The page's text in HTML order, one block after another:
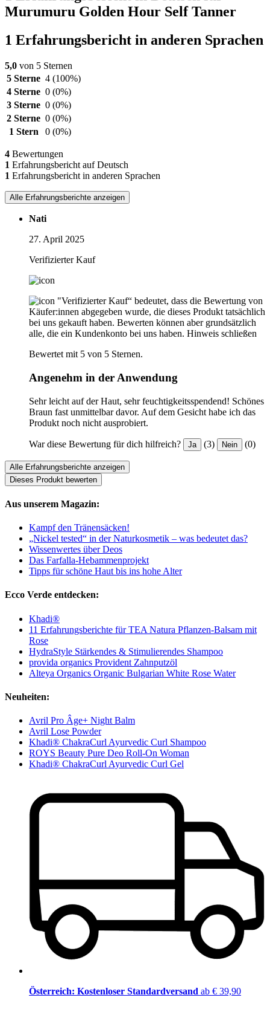
Murumuru Golden Hour Self Tanner
1 Erfahrungsbericht in anderen Sprachen
5,0 von 5 Sternen
5 Sterne 4 (100%)
4 Sterne 0 (0%)
3 Sterne 0 (0%)
2 Sterne 0 (0%)
1 Stern
0 (0%)
4 Bewertungen
1 Erfahrungsbericht auf Deutsch
1 Erfahrungsbericht in anderen Sprachen
Alle Erfahrungsberichte anzeigen
Nati
27. April 2025
Verifizierter Kauf
"Verifizierter Kauf“ bedeutet, dass die Bewertung von
Käufer:innen abgegeben wurde, die dieses Produkt tatsächlich
bei uns gekauft haben. Bewerten können aber grundsätzlich
alle, die ein Kundenkonto bei uns haben. Hinweis schließen
Bewertet mit 5 von 5 Sternen.
Angenehm in der Anwendung
Sehr leicht auf der Haut, sehr feuchtigkeitsspendend! Schönes
Braun fast unmittelbar davor. Auf dem Gesicht habe ich das
Produkt noch nicht ausprobiert.
War diese Bewertung für dich hilfreich? Ja (3) Nein (0)
Alle Erfahrungsberichte anzeigen
Dieses Produkt bewerten
Aus unserem Magazin:
Kampf den Tränensäcken!
„Nickel tested“ in der Naturkosmetik – was bedeutet das?
Wissenwertes über Deos
Das Farfalla-Hebammenprojekt
Tipps für schöne Haut bis ins hohe Alter
Ecco Verde entdecken:
Khadi®
11 Erfahrungsberichte für TEA Natura Pflanzen-Balsam mit
Rose
HydraStyle Stärkendes & Stimulierendes Shampoo
provida organics Provident Zahnputzöl
Alteya Organics Organic Bulgarian White Rose Water
Neuheiten:
Avril Pro Âge+ Night Balm
Avril Lose Powder
Khadi® ChakraCurl Ayurvedic Curl Shampoo
ROYS Beauty Pure Deo Roll-On Woman
Khadi® ChakraCurl Ayurvedic Curl Gel
Österreich: Kostenloser Standardversand ab € 39,90